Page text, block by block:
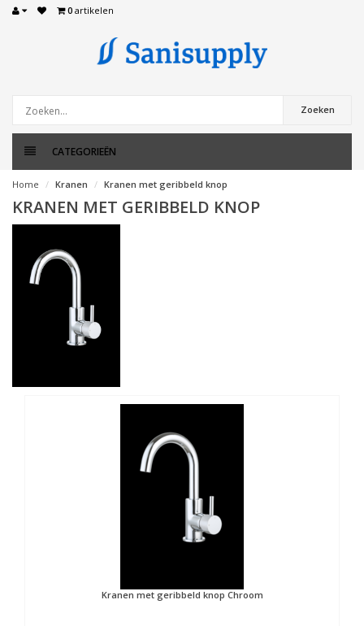
0 artikelen
Zoeken
CATEGORIEËN
Home Kranen Kranen met geribbeld knop
KRANEN MET GERIBBELD KNOP
Kranen met geribbeld knop Chroom